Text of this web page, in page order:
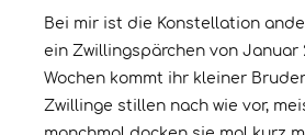
Bei mir ist die Konstellation
ein Zwillingspärchen von Januar
Wochen kommt ihr kleiner
Zwillinge stillen nach wie vor,